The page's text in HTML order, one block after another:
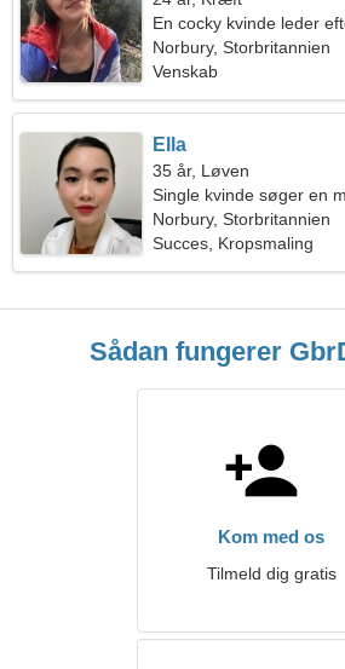
En cocky kvinde leder
forhold
Norbury, Storbritannien
Venskab
Ella
35 år, Løven
Single kvinde søger en
Norbury, Storbritannien
Succes, Kropsmaling
Sådan fungerer
Kom med os
Tilmeld dig gratis